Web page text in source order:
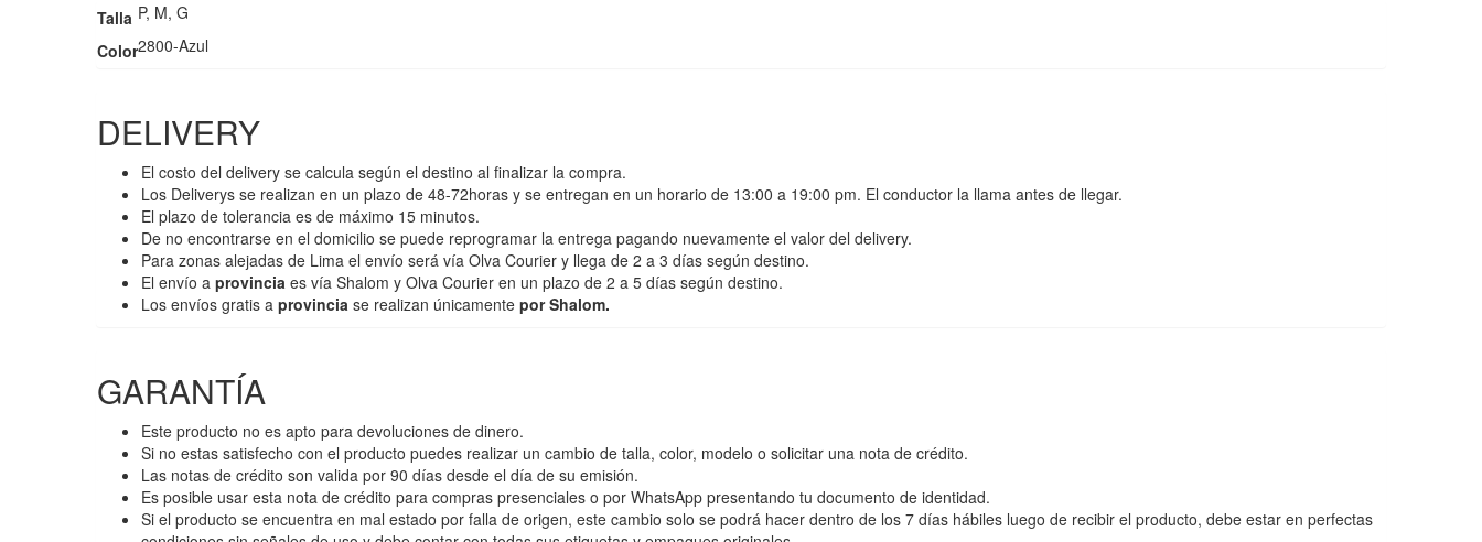
Talla P, M, G
Color2800-Azul
DELIVERY
El costo del delivery se calcula según el destino al finalizar la compra.
Los Deliverys se realizan en un plazo de 48-72horas y se entregan en un horario de 13:00 a 19:00 pm. El conductor la llama antes de llegar.
El plazo de tolerancia es de máximo 15 minutos.
De no encontrarse en el domicilio se puede reprogramar la entrega pagando nuevamente el valor del delivery.
Para zonas alejadas de Lima el envío será vía Olva Courier y llega de 2 a 3 días según destino.
El envío a provincia es vía Shalom y Olva Courier en un plazo de 2 a 5 días según destino.
Los envíos gratis a provincia se realizan únicamente por Shalom.
GARANTÍA
Este producto no es apto para devoluciones de dinero.
Si no estas satisfecho con el producto puedes realizar un cambio de talla, color, modelo o solicitar una nota de crédito.
Las notas de crédito son valida por 90 días desde el día de su emisión.
Es posible usar esta nota de crédito para compras presenciales o por WhatsApp presentando tu documento de identidad.
Si el producto se encuentra en mal estado por falla de origen, este cambio solo se podrá hacer dentro de los 7 días hábiles luego de recibir el producto, debe estar en perfectas